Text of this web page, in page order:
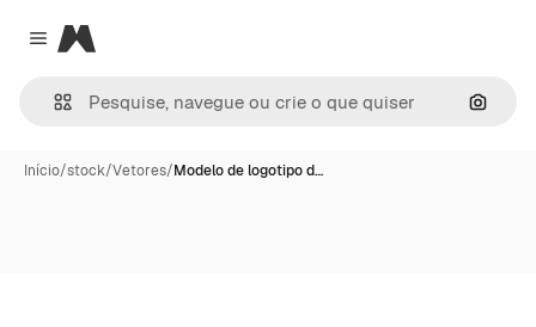
Close menu
Magnific
Início/stock/Vetores/Modelo de logotipo d…